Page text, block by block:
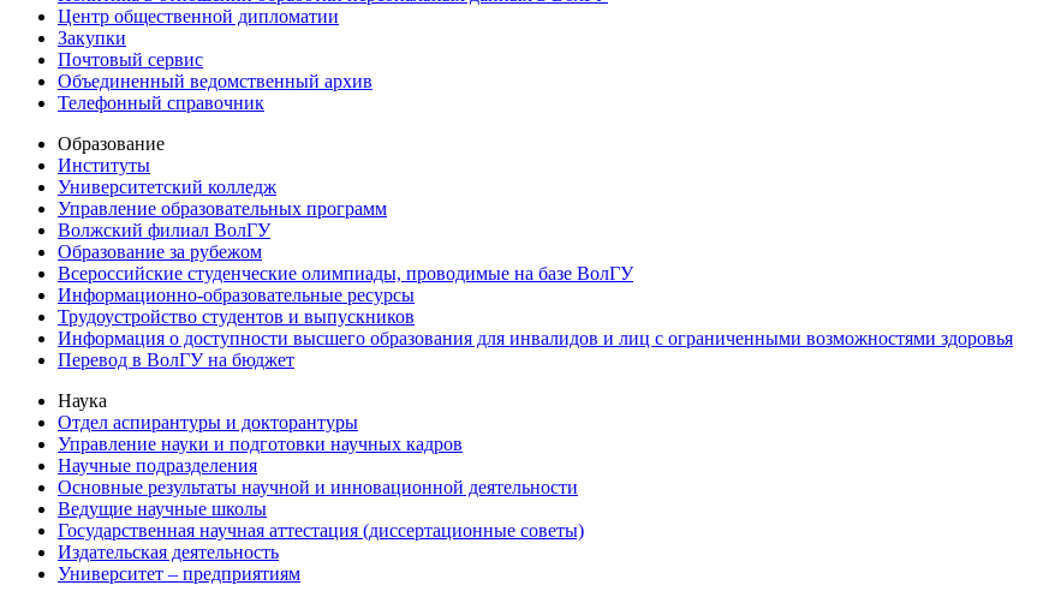
Центр общественной дипломатии
Закупки
Почтовый сервис
Объединенный ведомственный архив
Телефонный справочник
Образование
Институты
Университетский колледж
Управление образовательных программ
Волжский филиал ВолГУ
Образование за рубежом
Всероссийские студенческие олимпиады, проводимые на базе ВолГУ
Информационно-образовательные ресурсы
Трудоустройство студентов и выпускников
Информация о доступности высшего образования для инвалидов и лиц с ограниченными возможностями здоровья
Перевод в ВолГУ на бюджет
Наука
Отдел аспирантуры и докторантуры
Управление науки и подготовки научных кадров
Научные подразделения
Основные результаты научной и инновационной деятельности
Ведущие научные школы
Государственная научная аттестация (диссертационные советы)
Издательская деятельность
Университет – предприятиям